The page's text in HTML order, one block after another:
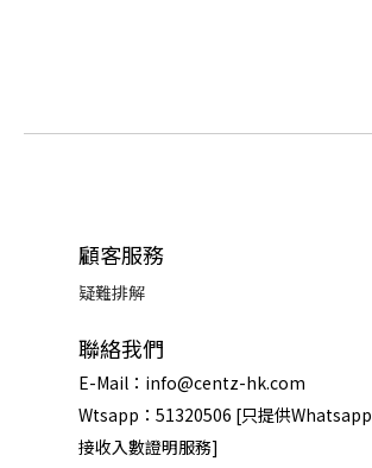
顧客服務
疑難排解
聯絡我們
E-Mail：info@centz-hk.com
Wtsapp：51320506 [只提供Whatsapp
接收入數證明服務]